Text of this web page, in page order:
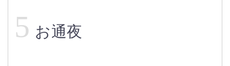
5 お通夜